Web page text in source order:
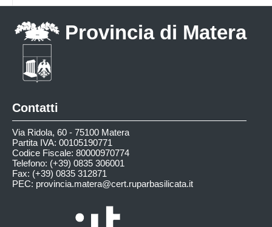
Provincia di Matera
Contatti
Via Ridola, 60 - 75100 Matera
Partita IVA: 00105190771
Codice Fiscale: 80000970774
Telefono: (+39) 0835 306001
Fax: (+39) 0835 312871
PEC: provincia.matera@cert.ruparbasilicata.it